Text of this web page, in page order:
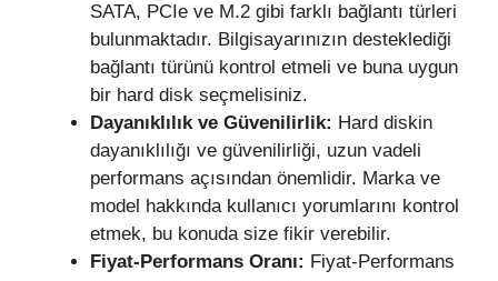
SATA, PCIe ve M.2 gibi farklı bağlantı türleri
bulunmaktadır. Bilgisayarınızın desteklediği
bağlantı türünü kontrol etmeli ve buna uygun
bir hard disk seçmelisiniz.
Dayanıklılık ve Güvenilirlik: Hard diskin
dayanıklılığı ve güvenilirliği, uzun vadeli
performans açısından önemlidir. Marka ve
model hakkında kullanıcı yorumlarını kontrol
etmek, bu konuda size fikir verebilir.
Fiyat-Performans Oranı: Fiyat-Performans